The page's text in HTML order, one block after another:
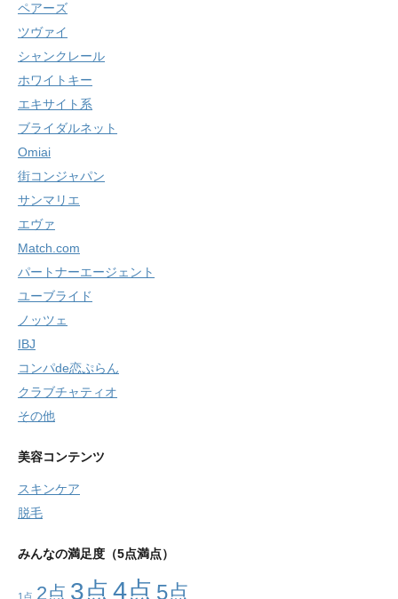
ペアーズ
ツヴァイ
シャンクレール
ホワイトキー
エキサイト系
ブライダルネット
Omiai
街コンジャパン
サンマリエ
エヴァ
Match.com
パートナーエージェント
ユーブライド
ノッツェ
IBJ
コンパde恋ぷらん
クラブチャティオ
その他
美容コンテンツ
スキンケア
脱毛
みんなの満足度（5点満点）
1点 2点 3点4点 5点